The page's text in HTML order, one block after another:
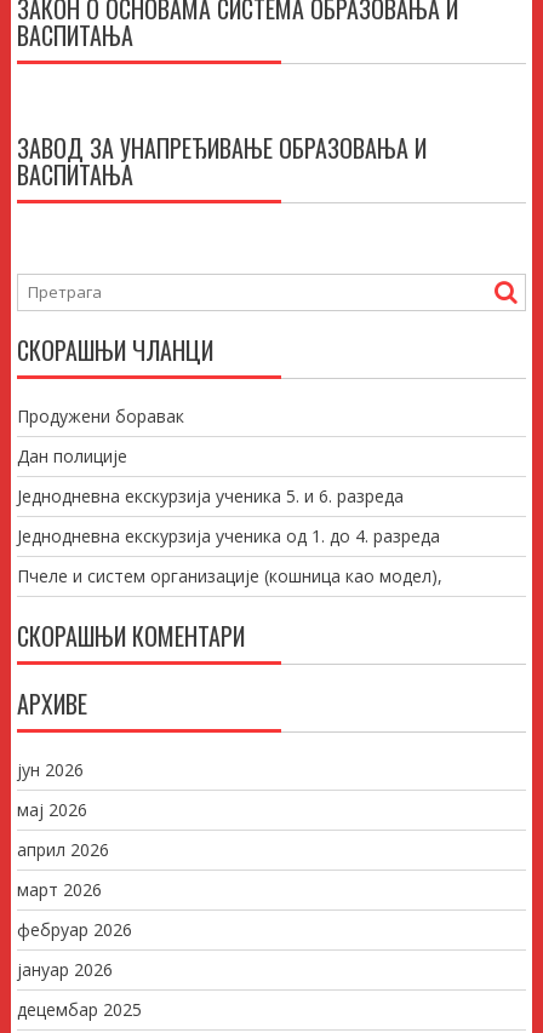
ЗАКОН О ОСНОВАМА СИСТЕМА ОБРАЗОВАЊА И
ВАСПИТАЊА
ЗАВОД ЗА УНАПРЕЂИВАЊЕ ОБРАЗОВАЊА И
ВАСПИТАЊА
СКОРАШЊИ ЧЛАНЦИ
Продужени боравак
Дан полиције
Једнодневна екскурзија ученика 5. и 6. разреда
Једнодневна екскурзија ученика од 1. до 4. разреда
Пчеле и систем организације (кошница као модел),
СКОРАШЊИ КОМЕНТАРИ
АРХИВЕ
јун 2026
мај 2026
април 2026
март 2026
фебруар 2026
јануар 2026
децембар 2025